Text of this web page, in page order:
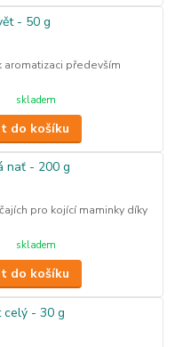
aromatizaci především
skladem
do košíku
pro kojící maminky díky
skladem
do košíku